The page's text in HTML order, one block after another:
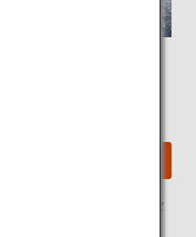
、USBポート
ーのお客様におススメ